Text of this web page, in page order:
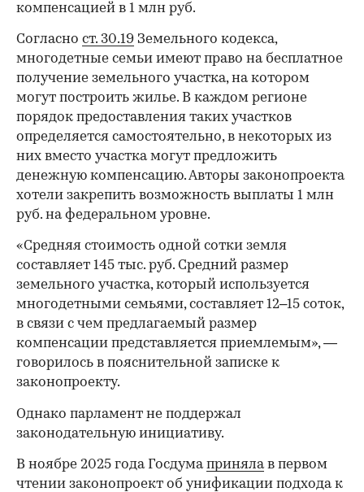
компенсацией в 1 млн руб.
Согласно ст. 30.19 Земельного кодекса,
многодетные семьи имеют право на бесплатное
получение земельного участка, на котором
могут построить жилье. В каждом регионе
порядок предоставления таких участков
определяется самостоятельно, в некоторых из
них вместо участка могут предложить
денежную компенсацию. Авторы законопроекта
хотели закрепить возможность выплаты 1 млн
руб. на федеральном уровне.
«Средняя стоимость одной сотки земля
составляет 145 тыс. руб. Средний размер
земельного участка, который используется
многодетными семьями, составляет 12–15 соток,
в связи с чем предлагаемый размер
компенсации представляется приемлемым», —
говорилось в пояснительной записке к
законопроекту.
Однако парламент не поддержал
законодательную инициативу.
В ноябре 2025 года Госдумапринялав первом
чтении законопроект об унификации подхода к